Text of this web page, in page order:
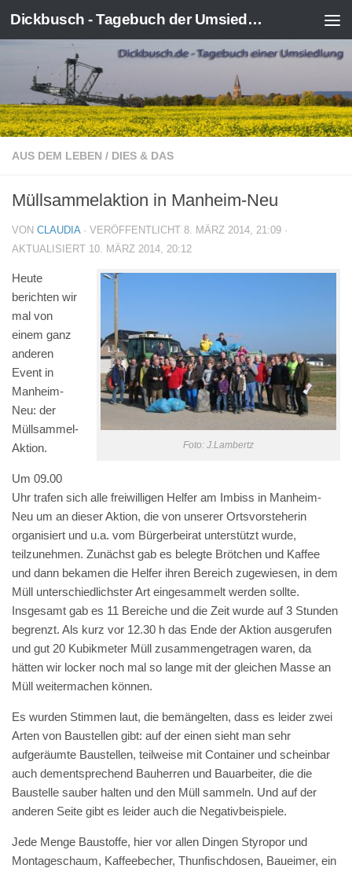
Zum Inhalt springen Dickbusch - Tagebuch der Umsiedlung von Kerpen-Manheim
AUS DEM LEBEN / DIES & DAS
Müllsammelaktion in Manheim-Neu
VON CLAUDIA · VERÖFFENTLICHT 8. MÄRZ 2014, 21:09 ·
AKTUALISIERT 10. MÄRZ 2014, 20:12
Foto: J.Lambertz
Heute
berichten wir
mal von
einem ganz
anderen
Event in
Manheim-
Neu: der
Müllsammel-
Aktion.
Um 09.00
Uhr trafen sich alle freiwilligen Helfer am Imbiss in Manheim-
Neu um an dieser Aktion, die von unserer Ortsvorsteherin
organisiert und u.a. vom Bürgerbeirat unterstützt wurde,
teilzunehmen. Zunächst gab es belegte Brötchen und Kaffee
und dann bekamen die Helfer ihren Bereich zugewiesen, in dem
Müll unterschiedlichster Art eingesammelt werden sollte.
Insgesamt gab es 11 Bereiche und die Zeit wurde auf 3 Stunden
begrenzt. Als kurz vor 12.30 h das Ende der Aktion ausgerufen
und gut 20 Kubikmeter Müll zusammengetragen waren, da
hätten wir locker noch mal so lange mit der gleichen Masse an
Müll weitermachen können.
Es wurden Stimmen laut, die bemängelten, dass es leider zwei
Arten von Baustellen gibt: auf der einen sieht man sehr
aufgeräumte Baustellen, teilweise mit Container und scheinbar
auch dementsprechend Bauherren und Bauarbeiter, die die
Baustelle sauber halten und den Müll sammeln. Und auf der
anderen Seite gibt es leider auch die Negativbeispiele.
Jede Menge Baustoffe, hier vor allen Dingen Styropor und
Montageschaum, Kaffeebecher, Thunfischdosen, Baueimer, ein